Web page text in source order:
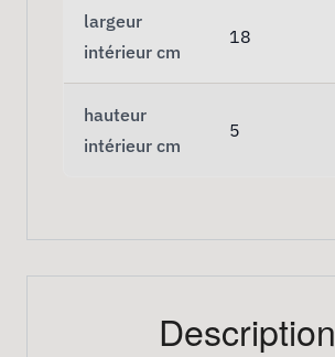
largeur
intérieur cm
18
hauteur
intérieur cm
5
Description